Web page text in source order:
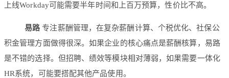
上线Workday可能需要半年时间和上百万预算，性价比不高。
易路专注薪酬管理，在复杂薪酬计算、个税优化、社保公
积金管理方面做得很深。如果企业的核心痛点是薪酬核算，易路
是不错的选择。但招聘、绩效等模块相对薄弱，如果需要一体化
HR系统，可能要搭配其他产品使用。